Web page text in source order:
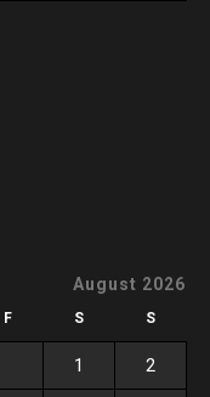
August 2026
F S S
1 2